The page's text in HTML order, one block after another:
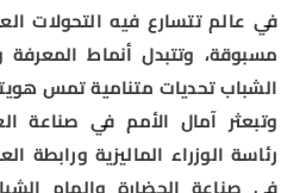
في عالم تتسارع فيه التحولات
مسبوقة، وتتبدل أنماط المعرفة
الشباب تحديات متنامية تمس
وتبعثر آمال الأمم في صناعة
رئاسة الوزراء الماليزية ورابطة